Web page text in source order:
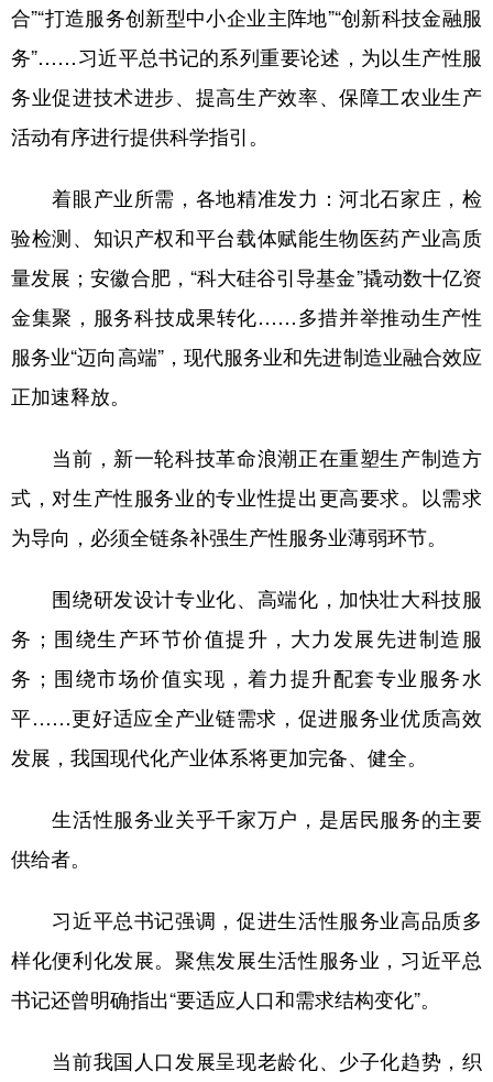
合”“打造服务创新型中小企业主阵地”“创新科技金融服
务”……习近平总书记的系列重要论述，为以生产性服
务业促进技术进步、提高生产效率、保障工农业生产
活动有序进行提供科学指引。
着眼产业所需，各地精准发力：河北石家庄，检
验检测、知识产权和平台载体赋能生物医药产业高质
量发展；安徽合肥，“科大硅谷引导基金”撬动数十亿资
金集聚，服务科技成果转化……多措并举推动生产性
服务业“迈向高端”，现代服务业和先进制造业融合效应
正加速释放。
当前，新一轮科技革命浪潮正在重塑生产制造方
式，对生产性服务业的专业性提出更高要求。以需求
为导向，必须全链条补强生产性服务业薄弱环节。
围绕研发设计专业化、高端化，加快壮大科技服
务；围绕生产环节价值提升，大力发展先进制造服
务；围绕市场价值实现，着力提升配套专业服务水
平……更好适应全产业链需求，促进服务业优质高效
发展，我国现代化产业体系将更加完备、健全。
生活性服务业关乎千家万户，是居民服务的主要
供给者。
习近平总书记强调，促进生活性服务业高品质多
样化便利化发展。聚焦发展生活性服务业，习近平总
书记还曾明确指出“要适应人口和需求结构变化”。
当前我国人口发展呈现老龄化、少子化趋势，织